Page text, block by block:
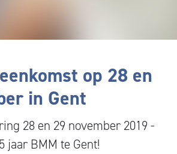
op 28 en
in Gent
28 en 29 november 2019 -
jaar BMM te Gent!